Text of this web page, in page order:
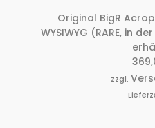
Original BigR
WYSIWYG (RARE, in
zzgl.